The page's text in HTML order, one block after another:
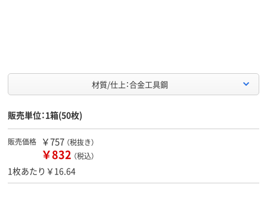
材質/仕上：合金工具鋼
販売単位：1箱(50枚)
販売価格 ￥757 （税抜き）
￥832 （税込）
1枚あたり￥16.64